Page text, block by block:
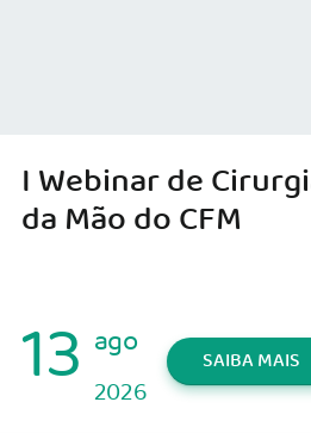
I Webinar de
da Mão do CFM
13 ago
2026
SAIBA MAIS